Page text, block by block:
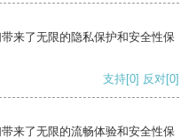
来了无限的隐私保护和安全性保
支持[0] 反对[0]
来了无限的流畅体验和安全性保